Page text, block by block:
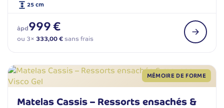
25 cm
àpd999 €
ou 3× 333,00 €sans frais
MÉMOIRE DE FORME
Matelas Cassis – Ressorts ensachés &